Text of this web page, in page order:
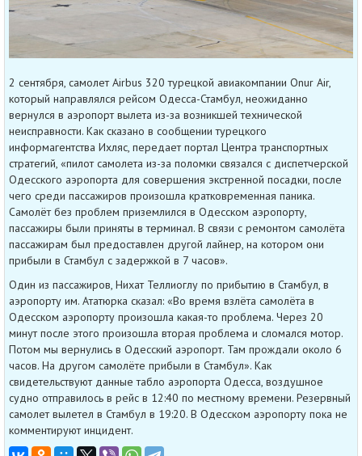
2 сентября, самолет Airbus 320 турецкой авиакомпании Onur Air,
который направлялся рейсом Одесса-Стамбул, неожиданно
вернулся в аэропорт вылета из-за возникшей технической
неисправности. Как сказано в сообщении турецкого
информагентства Ихляс, передает портал Центра транспортных
стратегий, «пилот самолета из-за поломки связался с диспетчерской
Одесского аэропорта для совершения экстренной посадки, после
чего среди пассажиров произошла кратковременная паника.
Самолёт без проблем приземлился в Одесском аэропорту,
пассажиры были приняты в терминал. В связи с ремонтом самолёта
пассажирам был предоставлен другой лайнер, на котором они
прибыли в Стамбул с задержкой в 7 часов».
Один из пассажиров, Нихат Теллиоглу по прибытию в Стамбул, в
аэропорту им. Ататюрка сказал: «Во время взлёта самолёта в
Одесском аэропорту произошла какая-то проблема. Через 20
минут после этого произошла вторая проблема и сломался мотор.
Потом мы вернулись в Одесский аэропорт. Там прождали около 6
часов. На другом самолёте прибыли в Стамбул». Как
свидетельствуют данные табло аэропорта Одесса, воздушное
судно отправилось в рейс в 12:40 по местному времени. Резервный
самолет вылетел в Стамбул в 19:20. В Одесском аэропорту пока не
комментируют инцидент.